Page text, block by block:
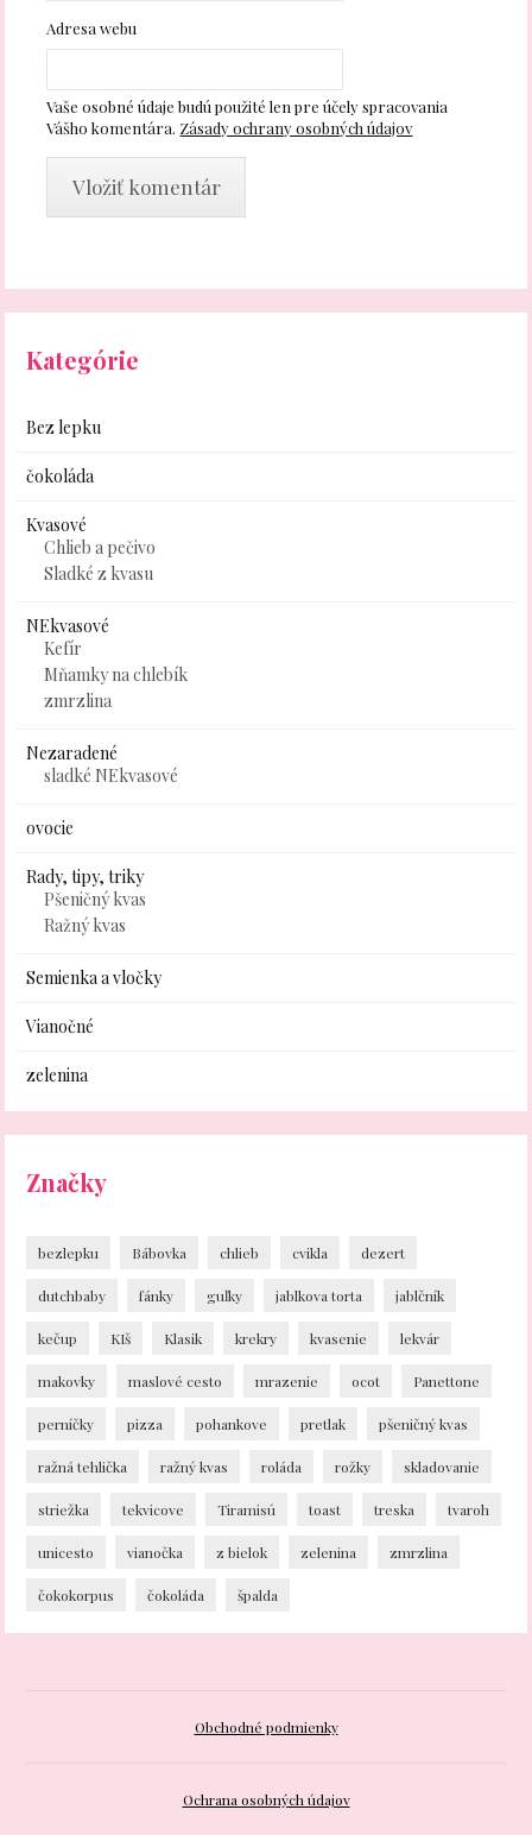
Adresa webu
Vaše osobné údaje budú použité len pre účely spracovania
Vášho komentára. Zásady ochrany osobných údajov
Kategórie
Bez lepku
čokoláda
Kvasové
Chlieb a pečivo
Sladké z kvasu
NEkvasové
Kefír
Mňamky na chlebík
zmrzlina
Nezaradené
sladké NEkvasové
ovocie
Rady, tipy, triky
Pšeničný kvas
Ražný kvas
Semienka a vločky
Vianočné
zelenina
Značky
bezlepku Bábovka chlieb cvikla dezert
dutchbaby fánky guľky jablkova torta jablčník
kečup KIš Klasik krekry kvasenie lekvár
makovky maslové cesto mrazenie ocot Panettone
perníčky pizza pohankove pretlak pšeničný kvas
ražná tehlička ražný kvas roláda rožky skladovanie
striežka tekvicove Tiramisú toast treska tvaroh
unicesto vianočka z bielok zelenina zmrzlina
čokokorpus čokoláda špalda
Obchodné podmienky
Ochrana osobných údajov